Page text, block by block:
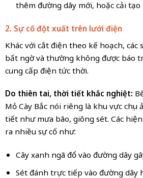
thêm đường dây mới, hoặc cải
2. Sự cố đột xuất trên lưới điện
Khác với cắt điện theo kế hoạch, các
bất ngờ và thường không được báo
cung cấp điện tức thời.
Do thiên tai, thời tiết khắc nghiệt:
Mỏ Cày Bắc nói riêng là khu vực
tiết như mưa bão, giông sét. Các
ra nhiều sự cố như:
Cây xanh ngã đổ vào đường dây
Sét đánh trực tiếp vào đường dây